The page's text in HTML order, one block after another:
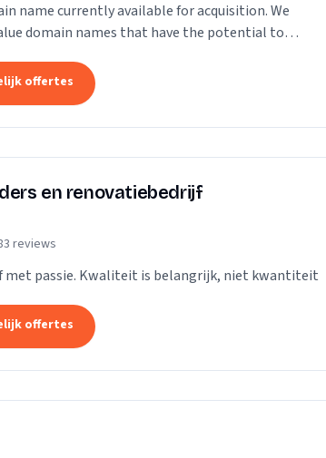
name currently available for acquisition. We
domain names that have the potential to
offertes
en renovatiebedrijf
reviews
met passie. Kwaliteit is belangrijk, niet kwantiteit
offertes